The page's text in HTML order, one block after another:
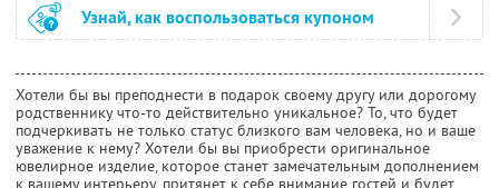
Узнай, как воспользоваться купоном
Хотели бы вы преподнести в подарок своему другу или дорогому
родственнику что-то действительно уникальное? То, что будет
подчеркивать не только статус близкого вам человека, но и ваше
уважение к нему? Хотели бы вы приобрести оригинальное
ювелирное изделие, которое станет замечательным дополнением
к вашему интерьеру, притянет к себе внимание гостей и будет